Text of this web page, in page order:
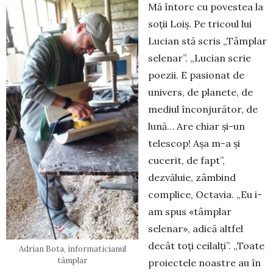
Adrian Bota, informaticianul
tâmplar
Mă întorc cu povestea la
soții Loiș. Pe tricoul lui
Lucian stă scris „Tâmplar
selenar”. „Lucian scrie
poezii. E pasionat de
univers, de planete, de
mediul înconjurător, de
lună… Are chiar și-un
telescop! Așa m-a și
cucerit, de fapt”,
dezvăluie, zâmbind
complice, Octavia. „Eu i-
am spus «tâmplar
selenar», adică altfel
decât toți ceilalți”. „Toate
proiectele noastre au în